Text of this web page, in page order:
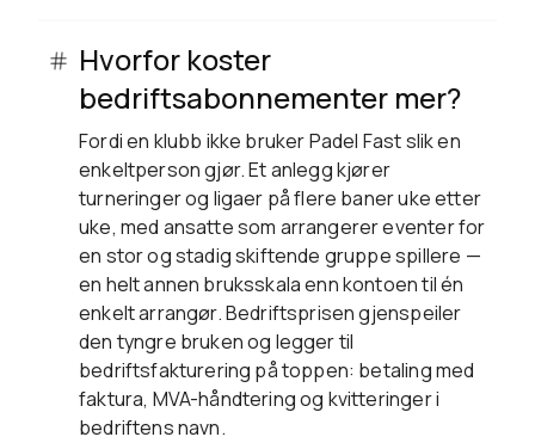
Hvorfor koster
bedriftsabonnementer mer?
Fordi en klubb ikke bruker Padel Fast slik en
enkeltperson gjør. Et anlegg kjører
turneringer og ligaer på flere baner uke etter
uke, med ansatte som arrangerer eventer for
en stor og stadig skiftende gruppe spillere —
en helt annen bruksskala enn kontoen til én
enkelt arrangør. Bedriftsprisen gjenspeiler
den tyngre bruken og legger til
bedriftsfakturering på toppen: betaling med
faktura, MVA-håndtering og kvitteringer i
bedriftens navn.